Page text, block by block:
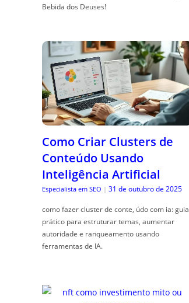
Bebida dos Deuses!
Como Criar Clusters de
Conteúdo Usando
Inteligência Artificial
Especialista em SEO | 31 de outubro de 2025
como fazer cluster de conte, údo com ia: guia
prático para estruturar temas, aumentar
autoridade e ranqueamento usando
ferramentas de IA.